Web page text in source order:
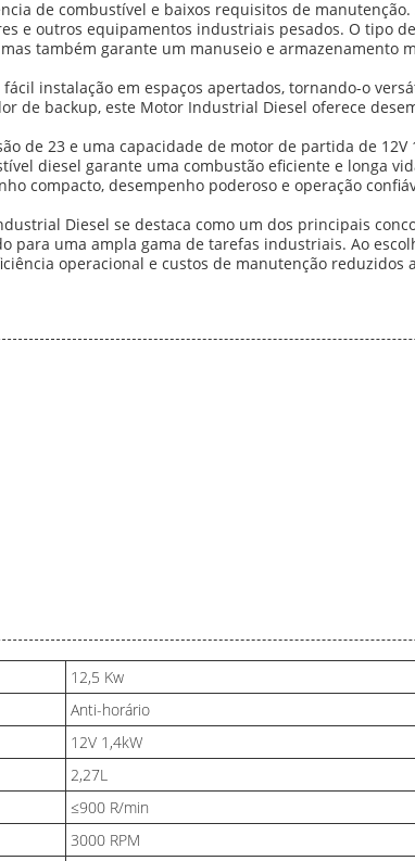
de combustível e baixos requisitos de
e outros equipamentos industriais pesados. O tipo
também garante um manuseio e armazenamento
instalação em espaços apertados, tornando-o
de backup, este Motor Industrial Diesel oferece
de 23 e uma capacidade de motor de partida de 12V
diesel garante uma combustão eficiente e longa
compacto, desempenho poderoso e operação
Diesel se destaca como um dos principais
uma ampla gama de tarefas industriais. Ao
operacional e custos de manutenção reduzidos
12,5 Kw
Anti-horário
12V 1,4kW
2,27L
≤900 R/min
3000 RPM